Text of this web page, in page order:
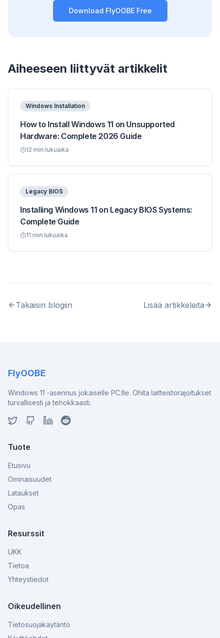
Download FlyOOBE Free
Aiheeseen liittyvät artikkelit
Windows Installation
How to Install Windows 11 on Unsupported
Hardware: Complete 2026 Guide
12 min lukuaika
Legacy BIOS
Installing Windows 11 on Legacy BIOS Systems:
Complete Guide
11 min lukuaika
Takaisin blogiin Lisää artikkeleita
FlyOOBE
Windows 11 -asennus jokaiselle PC:lle. Ohita laitteistorajoitukset
turvallisesti ja tehokkaasti.
Tuote
Etusivu
Ominaisuudet
Lataukset
Opas
Resurssit
UKK
Tietoa
Yhteystiedot
Oikeudellinen
Tietosuojakäytäntö